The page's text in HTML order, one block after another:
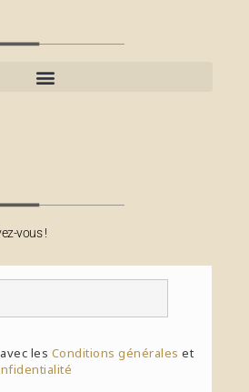
vous !
les Conditions générales et